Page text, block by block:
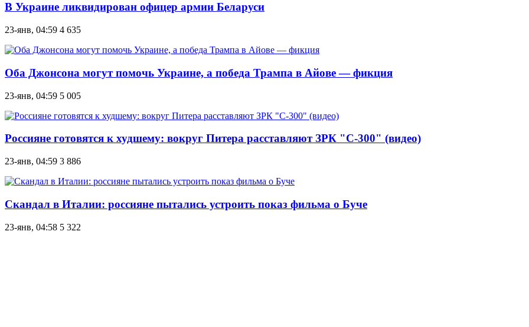
В Украине ликвидирован офицер армии Беларуси
23-янв, 04:59 4 635
Оба Джонсона могут помочь Украине, а победа Трампа в Айове — фикция
23-янв, 04:59 5 005
Россияне готовятся к худшему: вокруг Питера расставляют ЗРК "С-300" (видео)
23-янв, 04:59 3 886
Скандал в Италии: россияне пытались устроить показ фильма о Буче
23-янв, 04:58 5 322